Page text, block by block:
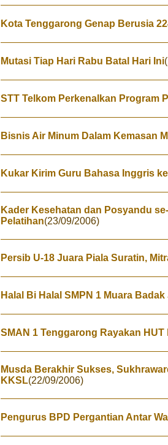
Kota Tenggarong Genap Berusia
Mutasi Tiap Hari Rabu Batal Hari Ini
STT Telkom Perkenalkan Program
Bisnis Air Minum Dalam Kemasan
Kukar Kirim Guru Bahasa Inggris
Kader Kesehatan dan Posyandu
Pelatihan(23/09/2006)
Persib U-18 Juara Piala Suratin,
Halal Bi Halal SMPN 1 Muara
SMAN 1 Tenggarong Rayakan HUT
Musda Berakhir Sukses,
KKSL(22/09/2006)
Pengurus BPD Pergantian Antar